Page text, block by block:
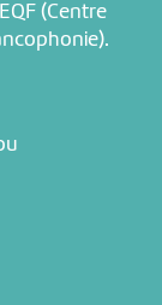
(Centre